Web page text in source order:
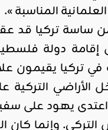
المناسبة ».
دولة
تركيا يقيمون
التركية
وإنما كان